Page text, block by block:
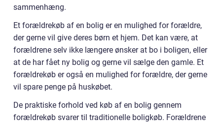
sammenhæng.
Et forældrekøb af en bolig er en mulighed for forældre,
der gerne vil give deres børn et hjem. Det kan være, at
forældrene selv ikke længere ønsker at bo i boligen, eller
at de har fået ny bolig og gerne vil sælge den gamle. Et
forældrekøb er også en mulighed for forældre, der gerne
vil spare penge på huskøbet.
De praktiske forhold ved køb af en bolig gennem
forældrekøb svarer til traditionelle boligkøb. Forældrene